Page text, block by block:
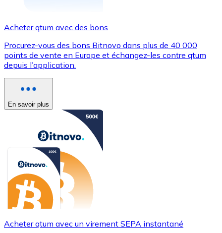
Acheter qtum avec des bons
Procurez-vous des bons Bitnovo dans plus de 40 000
points de vente en Europe et échangez-les contre qtum
depuis l’application.
En savoir plus
Acheter qtum avec un virement SEPA instantané